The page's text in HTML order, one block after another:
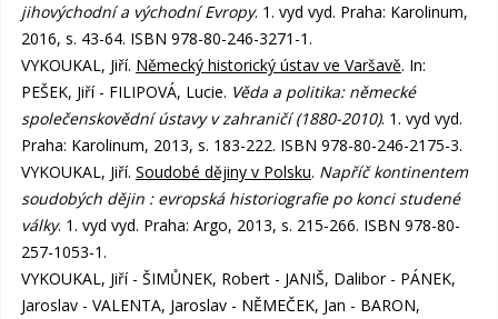
jihovýchodní a východní Evropy. 1. vyd vyd. Praha: Karolinum,
2016, s. 43-64. ISBN 978-80-246-3271-1.
VYKOUKAL, Jiří. Německý historický ústav ve Varšavě. In:
PEŠEK, Jiří - FILIPOVÁ, Lucie. Věda a politika: německé
společenskovědní ústavy v zahraničí (1880-2010). 1. vyd vyd.
Praha: Karolinum, 2013, s. 183-222. ISBN 978-80-246-2175-3.
VYKOUKAL, Jiří. Soudobé dějiny v Polsku. Napříč kontinentem
soudobých dějin : evropská historiografie po konci studené
války. 1. vyd vyd. Praha: Argo, 2013, s. 215-266. ISBN 978-80-
257-1053-1.
VYKOUKAL, Jiří - ŠIMŮNEK, Robert - JANIŠ, Dalibor - PÁNEK,
Jaroslav - VALENTA, Jaroslav - NĚMEČEK, Jan - BARON,